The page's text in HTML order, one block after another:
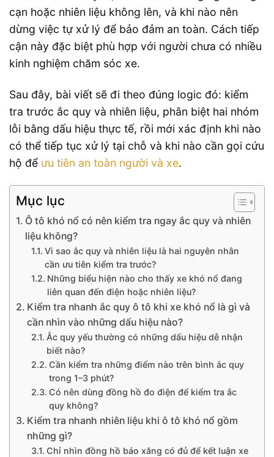
cạn hoặc nhiên liệu không lên, và khi nào nên
dừng việc tự xử lý để bảo đảm an toàn. Cách tiếp
cận này đặc biệt phù hợp với người chưa có nhiều
kinh nghiệm chăm sóc xe.
Sau đây, bài viết sẽ đi theo đúng logic đó: kiểm
tra trước ắc quy và nhiên liệu, phân biệt hai nhóm
lỗi bằng dấu hiệu thực tế, rồi mới xác định khi nào
có thể tiếp tục xử lý tại chỗ và khi nào cần gọi cứu
hộ để ưu tiên an toàn người và xe.
Mục lục
Ô tô khó nổ có nên kiểm tra ngay ắc quy và nhiên
liệu không?
Vì sao ắc quy và nhiên liệu là hai nguyên nhân
cần ưu tiên kiểm tra trước?
Những biểu hiện nào cho thấy xe khó nổ đang
liên quan đến điện hoặc nhiên liệu?
Kiểm tra nhanh ắc quy ô tô khi xe khó nổ là gì và
cần nhìn vào những dấu hiệu nào?
Ắc quy yếu thường có những dấu hiệu dễ nhận
biết nào?
Cần kiểm tra những điểm nào trên bình ắc quy
trong 1–3 phút?
Có nên dùng đồng hồ đo điện để kiểm tra ắc
quy không?
Kiểm tra nhanh nhiên liệu khi ô tô khó nổ gồm
những gì?
Chỉ nhìn đồng hồ báo xăng có đủ để kết luận xe